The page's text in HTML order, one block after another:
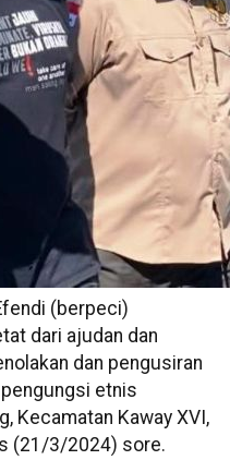
(berpeci)
dari ajudan dan
dan pengusiran
etnis
Kecamatan Kaway XVI,
(21/3/2024) sore.